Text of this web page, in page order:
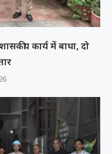
कार्य में बाधा, दो